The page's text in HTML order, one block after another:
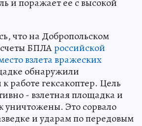
и поражает ее с высокой
что на Добропольском
БПЛАроссийской
взлета вражеских
обнаружили
работе гексакоптер. Цель
- взлетная площадка и
уничтожены. Это сорвало
и ударам по передовым